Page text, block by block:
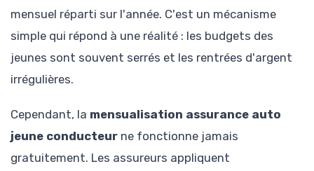
mensuel réparti sur l'année. C'est un mécanisme
simple qui répond à une réalité : les budgets des
jeunes sont souvent serrés et les rentrées d'argent
irrégulières.
Cependant, la mensualisation assurance auto
jeune conducteur ne fonctionne jamais
gratuitement. Les assureurs appliquent